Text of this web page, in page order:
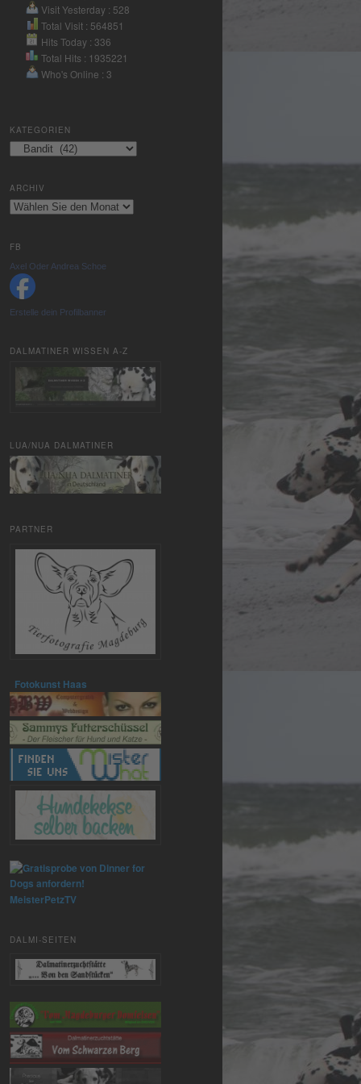
Nutzung des
Service zu, um
dieses Video
anzusehen.
Akzeptieren
Consent
eRecht24
Visit Yesterday : 528
Total Visit : 564851
Hits Today : 336
Total Hits : 1935221
Who's Online : 3
KATEGORIEN
Kategorien
ARCHIV
Archiv
FB
Axel Oder Andrea Schoe
Erstelle dein Profilbanner
DALMATINER WISSEN A-Z
LUA/NUA DALMATINER
PARTNER
Fotokunst Haas
MeisterPetzTV
DALMI-SEITEN